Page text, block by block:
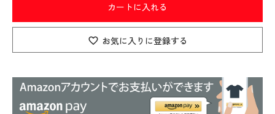
カートに入れる
お気に入りに登録する